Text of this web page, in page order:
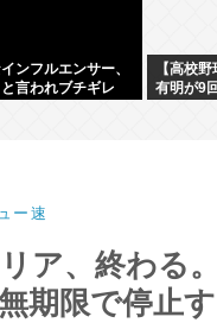
ンフルエンサー、
言われブチギレ
【高校
有明が9
ー速
ア、終わる
期限で停止